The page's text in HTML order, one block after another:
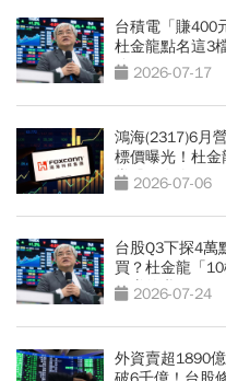
台積電「賺400
杜金龍點名這3
分配2026-07-17
鴻海(2317)6月
標價曝光！杜
當股更有肉
2026-07-06
台股Q3下探4萬
買？杜金龍「
好賺的啦」
2026-07-24
外資賣超1890